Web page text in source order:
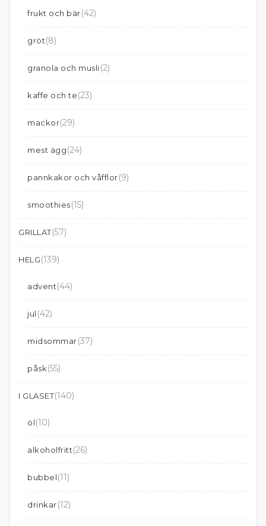
frukt och bär(42)
gröt(8)
granola och musli(2)
kaffe och te(23)
mackor(29)
mest ägg(24)
pannkakor och våfflor(9)
smoothies(15)
GRILLAT(57)
HELG(139)
advent(44)
jul (42)
midsommar(37)
påsk(55)
I GLASET(140)
öl(10)
alkoholfritt(26)
bubbel(11)
drinkar(12)